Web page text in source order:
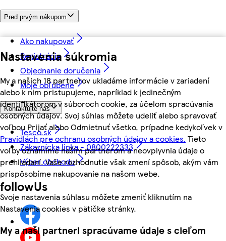
Nastavenia súkromia
My a našich 18 partnerov ukladáme informácie v zariadení
alebo k nim pristupujeme, napríklad k jedinečným
identifikátorom v súboroch cookie, za účelom spracúvania
osobných údajov. Svoj súhlas môžete udeliť alebo spravovať
voľbou Prijať alebo Odmietnuť všetko, prípadne kedykoľvek v
Pravidlách pre ochranu osobných údajov a cookies. Tieto
voľby oznámime našim partnerom a neovplyvnia údaje o
prehliadaní. Vaše rozhodnutie však zmení spôsob, akým vám
prispôsobíme nakupovanie na našom webe.
Svoje nastavenia súhlasu môžete zmeniť kliknutím na
Nastavenia cookies v pätičke stránky.
My a naši partneri spracúvame údaje s cieľom
Pred prvým nákupom
Ako nakupovať
Registrácia
Objednanie doručenia
Moje obľúbené
Kontaktujte nás
Tesco.sk
Zákaznícka linka - 0800222333
Výber obchodu
followUs